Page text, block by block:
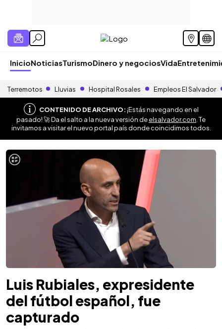
InicioNoticiasTurismoDinero y negociosVida
Terremotos Lluvias Hospital Rosales Empleos El Salvador
CONTENIDO DE ARCHIVO:¡Estás navegando en el
pasado! 🚀 Da el salto a la nueva versión deelsalvador.com . Te
invitamos a visitar el nuevo portal país donde coincidimos todos.
Luis Rubiales, expresidente
del fútbol español, fue
capturado